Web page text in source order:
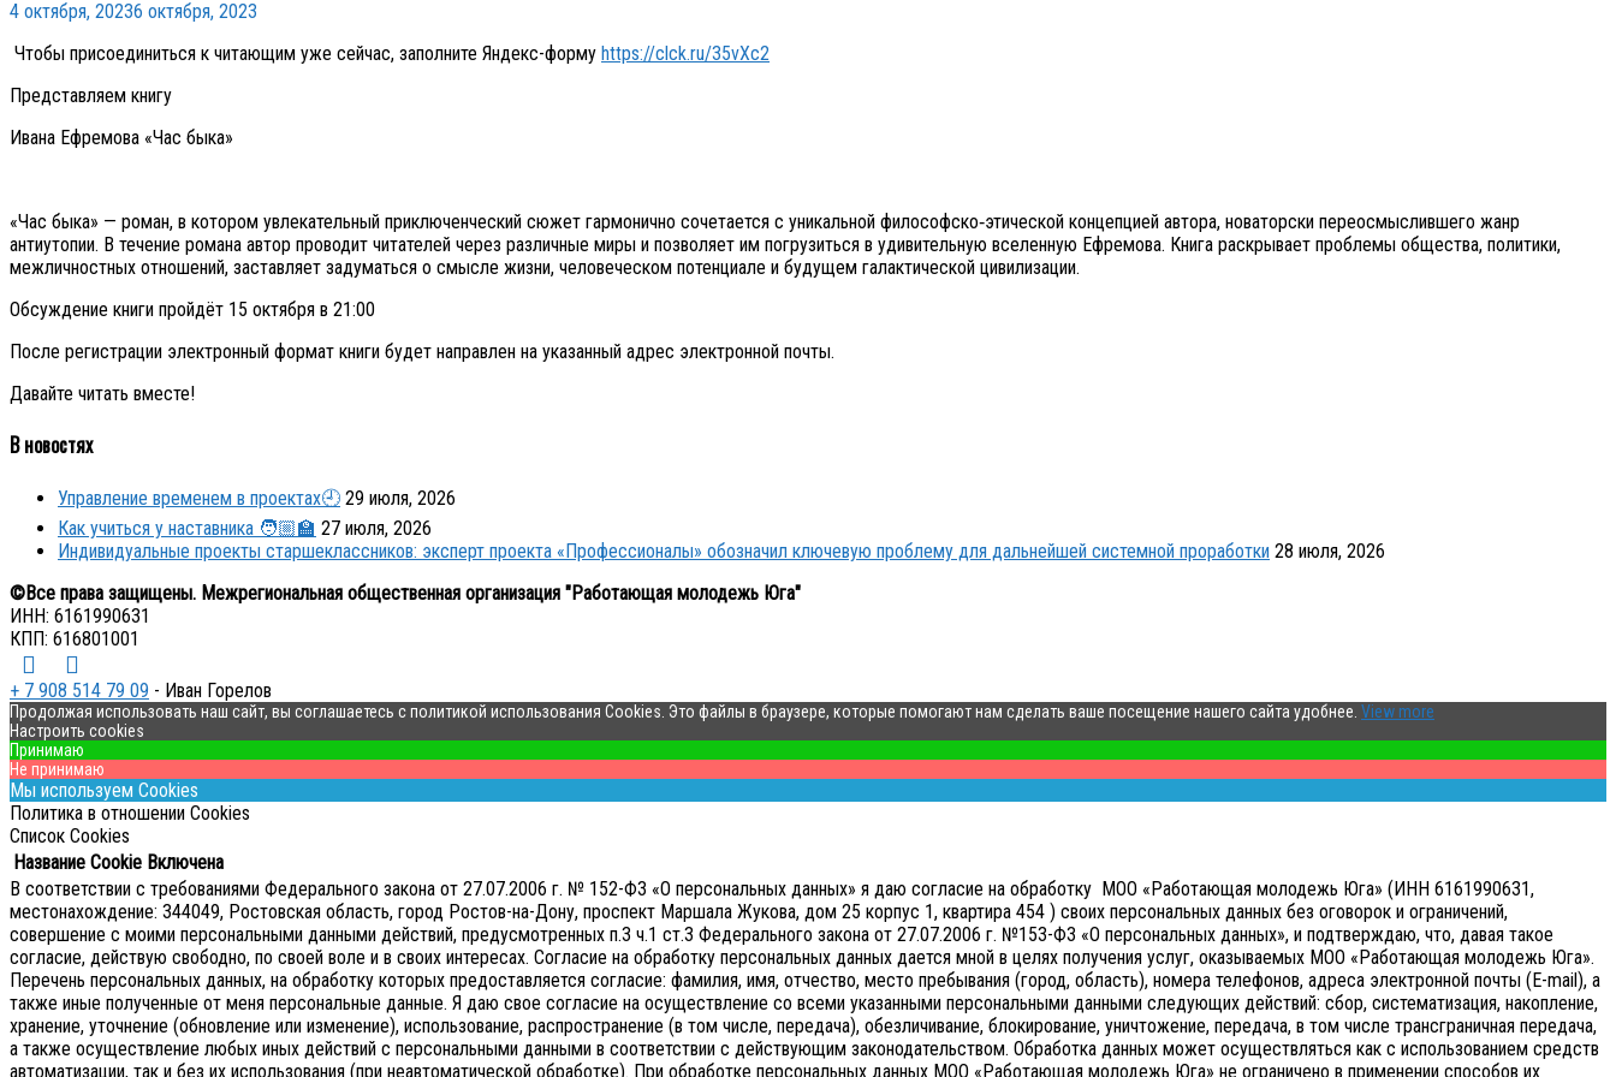
4 октября, 20236 октября, 2023
Чтобы присоединиться к читающим уже сейчас, заполните Яндекс-форму https://clck.ru/35vXc2
Представляем книгу
Ивана Ефремова «Час быка»
«Час быка» — роман, в котором увлекательный приключенческий сюжет гармонично сочетается с уникальной философско‑этической концепцией автора, новаторски переосмыслившего жанр
антиутопии. В течение романа автор проводит читателей через различные миры и позволяет им погрузиться в удивительную вселенную Ефремова. Книга раскрывает проблемы общества, политики,
межличностных отношений, заставляет задуматься о смысле жизни, человеческом потенциале и будущем галактической цивилизации.
Обсуждение книги пройдёт 15 октября в 21:00
После регистрации электронный формат книги будет направлен на указанный адрес электронной почты.
Давайте читать вместе!
В новостях
Управление временем в проектах🕘 29 июля, 2026
Как учиться у наставника 🧑🏼‍🏫 27 июля, 2026
Индивидуальные проекты старшеклассников: эксперт проекта «Профессионалы» обозначил ключевую проблему для дальнейшей системной проработки 28 июля, 2026
©Все права защищены. Межрегиональная общественная организация "Работающая молодежь Юга"
ИНН: 6161990631
КПП: 616801001
+ 7 908 514 79 09 - Иван Горелов
Продолжая использовать наш сайт, вы соглашаетесь с политикой использования Cookies. Это файлы в браузере, которые помогают нам сделать ваше посещение нашего сайта удобнее. View more
Настроить cookies
Принимаю
Не принимаю
Мы используем Cookies
Политика в отношении Cookies
Список Cookies
Название Cookie Включена
В соответствии с требованиями Федерального закона от 27.07.2006 г. № 152-ФЗ «О персональных данных» я даю согласие на обработку МОО «Работающая молодежь Юга» (ИНН 6161990631,
местонахождение: 344049, Ростовская область, город Ростов-на-Дону, проспект Маршала Жукова, дом 25 корпус 1, квартира 454 ) своих персональных данных без оговорок и ограничений,
совершение с моими персональными данными действий, предусмотренных п.3 ч.1 ст.3 Федерального закона от 27.07.2006 г. №153-ФЗ «О персональных данных», и подтверждаю, что, давая такое
согласие, действую свободно, по своей воле и в своих интересах. Согласие на обработку персональных данных дается мной в целях получения услуг, оказываемых МОО «Работающая молодежь Юга».
Перечень персональных данных, на обработку которых предоставляется согласие: фамилия, имя, отчество, место пребывания (город, область), номера телефонов, адреса электронной почты (E-mail), а
также иные полученные от меня персональные данные. Я даю свое согласие на осуществление со всеми указанными персональными данными следующих действий: сбор, систематизация, накопление,
хранение, уточнение (обновление или изменение), использование, распространение (в том числе, передача), обезличивание, блокирование, уничтожение, передача, в том числе трансграничная передача,
а также осуществление любых иных действий с персональными данными в соответствии с действующим законодательством. Обработка данных может осуществляться как с использованием средств
автоматизации, так и без их использования (при неавтоматической обработке). При обработке персональных данных МОО «Работающая молодежь Юга» не ограничено в применении способов их